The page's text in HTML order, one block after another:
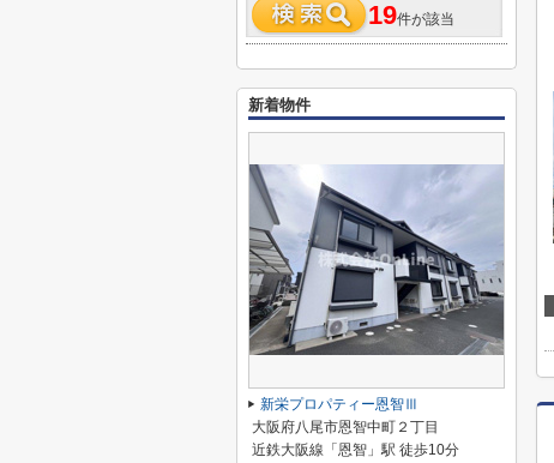
19件が該当
新着物件
新栄プロパティー恩智Ⅲ
大阪府八尾市恩智中町２丁目
近鉄大阪線「恩智」駅 徒歩10分